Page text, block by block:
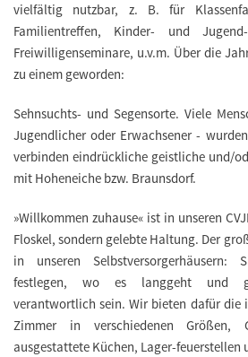
vielfältig nutzbar, z. B. für
Familientreffen, Kinder- und
Freiwilligenseminare, u.v.m. Über die
zu einem geworden:
Sehnsuchts- und Segensorte. Viele
Jugendlicher oder Erwachsener -
verbinden eindrückliche geistliche und/
mit Hoheneiche bzw. Braunsdorf.
»Willkommen zuhause« ist in unseren
Floskel, sondern gelebte Haltung. Der
in unseren Selbstversorgerhäusern:
festlegen, wo es langgeht und
verantwortlich sein. Wir bieten dafür die
Zimmer in verschiedenen Größen,
ausgestattete Küchen, Lager-